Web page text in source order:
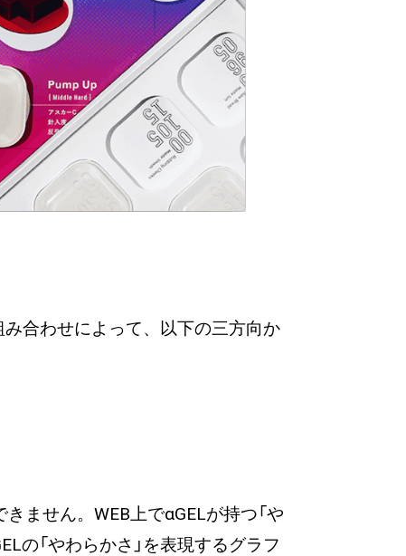
み合わせによって、以下の三方向か
ません。WEB上でαGELが持つ「や
の「やわらかさ」を表現するグラフ